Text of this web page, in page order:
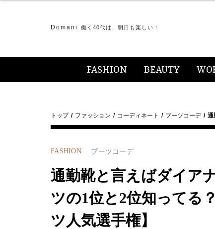
Domani 働く40代は、明日も楽しい！
FASHION BEAUTY
トップ ファッション コーディネート ブーツコーデ 通
FASHION ブーツコーデ
通勤靴と言えばダイア
ツの1位と2位知ってる
ツ人気選手権】